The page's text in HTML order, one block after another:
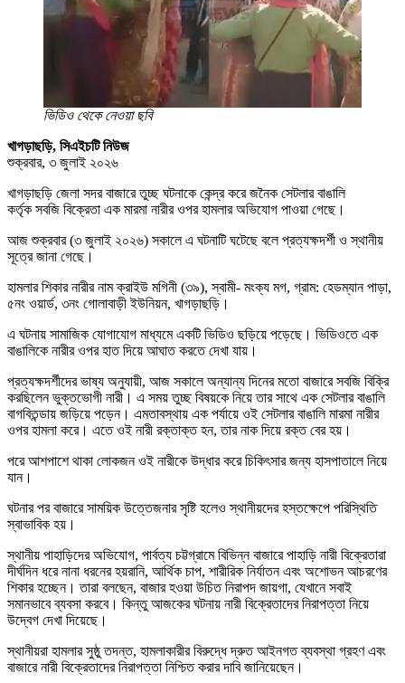
ভিডিও থেকে নেওয়া ছবি
খাগড়াছড়ি, সিএইচটি নিউজ
শুক্রবার, ৩ জুলাই ২০২৬
খাগড়াছড়ি জেলা সদর বাজারে তুচ্ছ ঘটনাকে কেন্দ্র করে জনৈক সেটলার বাঙালি
কর্তৃক সবজি বিক্রেতা এক মারমা নারীর ওপর হামলার অভিযোগ পাওয়া গেছে।
আজ শুক্রবার (৩ জুলাই ২০২৬) সকালে এ ঘটনাটি ঘটেছে বলে প্রত্যক্ষদর্শী ও স্থানীয়
সূত্রে জানা গেছে।
হামলার শিকার নারীর নাম ক্রাইউ মগিনী (৩৯), স্বামী- মংক্য মগ, গ্রাম: হেডম্যান পাড়া,
৫নং ওয়ার্ড, ৩নং গোলাবাড়ী ইউনিয়ন, খাগড়াছড়ি।
এ ঘটনায় সামাজিক যোগাযোগ মাধ্যমে একটি ভিডিও ছড়িয়ে পড়েছে। ভিডিওতে এক
বাঙালিকে নারীর ওপর হাত দিয়ে আঘাত করতে দেখা যায়।
প্রত্যক্ষদর্শীদের ভাষ্য অনুযায়ী, আজ সকালে অন্যান্য দিনের মতো বাজারে সবজি বিক্রি
করছিলেন ভুক্তভোগী নারী। এ সময় তুচ্ছ বিষয়কে নিয়ে তার সাথে এক সেটলার বাঙালি
বাগবিতন্ডায় জড়িয়ে পড়েন। এমতাবস্থায় এক পর্যায়ে ওই সেটলার বাঙালি মারমা নারীর
ওপর হামলা করে। এতে ওই নারী রক্তাক্ত হন, তার নাক দিয়ে রক্ত বের হয়।
পরে আশপাশে থাকা লোকজন ওই নারীকে উদ্ধার করে চিকিৎসার জন্য হাসপাতালে নিয়ে
যান।
ঘটনার পর বাজারে সাময়িক উত্তেজনার সৃষ্টি হলেও স্থানীয়দের হস্তক্ষেপে পরিস্থিতি
স্বাভাবিক হয়।
স্থানীয় পাহাড়িদের অভিযোগ, পার্বত্য চট্টগ্রামে বিভিন্ন বাজারে পাহাড়ি নারী বিক্রেতারা
দীর্ঘদিন ধরে নানা ধরনের হয়রানি, আর্থিক চাপ, শারীরিক নির্যাতন এবং অশোভন আচরণের
শিকার হচ্ছেন। তারা বলছেন, বাজার হওয়া উচিত নিরাপদ জায়গা, যেখানে সবাই
সমানভাবে ব্যবসা করবে। কিন্তু আজকের ঘটনায় নারী বিক্রেতাদের নিরাপত্তা নিয়ে
উদ্বেগ দেখা দিয়েছে।
স্থানীয়রা হামলার সুষ্ঠু তদন্ত, হামলাকারীর বিরুদ্ধে দ্রুত আইনগত ব্যবস্থা গ্রহণ এবং
বাজারে নারী বিক্রেতাদের নিরাপত্তা নিশ্চিত করার দাবি জানিয়েছেন।